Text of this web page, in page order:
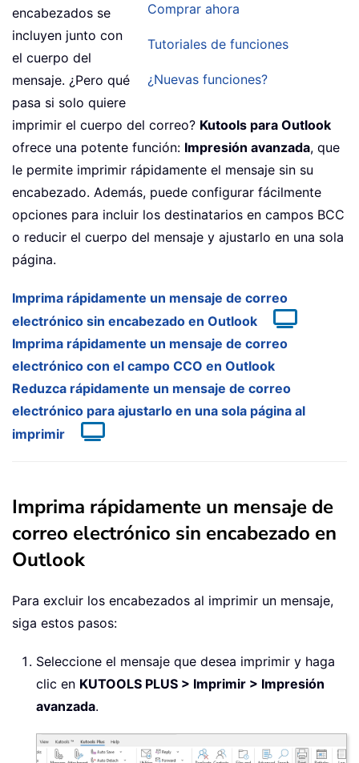
Comprar ahora
Tutoriales de funciones
¿Nuevas funciones?
encabezados se
incluyen junto con
el cuerpo del
mensaje. ¿Pero qué
pasa si solo quiere
imprimir el cuerpo del correo? Kutools para Outlook
ofrece una potente función: Impresión avanzada, que
le permite imprimir rápidamente el mensaje sin su
encabezado. Además, puede configurar fácilmente
opciones para incluir los destinatarios en campos BCC
o reducir el cuerpo del mensaje y ajustarlo en una sola
página.
Imprima rápidamente un mensaje de correo
electrónico sin encabezado en Outlook
Imprima rápidamente un mensaje de correo
electrónico con el campo CCO en Outlook
Reduzca rápidamente un mensaje de correo
electrónico para ajustarlo en una sola página al
imprimir
Imprima rápidamente un mensaje de
correo electrónico sin encabezado en
Outlook
Para excluir los encabezados al imprimir un mensaje,
siga estos pasos:
Seleccione el mensaje que desea imprimir y haga
clic en KUTOOLS PLUS > Imprimir > Impresión
avanzada.